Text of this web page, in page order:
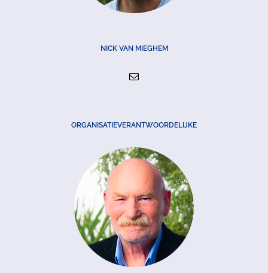
NICK VAN MIEGHEM
ORGANISATIEVERANTWOORDELIJKE